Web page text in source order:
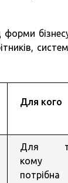
Для кого
Для
кому
потрібна